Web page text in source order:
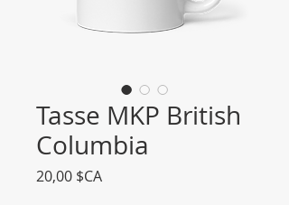
Tasse MKP British
Columbia
20,00 $CAPrix